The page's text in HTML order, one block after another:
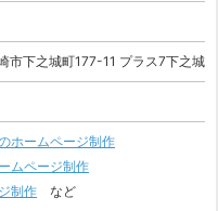
下之城町177-11 プラス7下之城
ホームページ制作
ムページ制作
制作 など